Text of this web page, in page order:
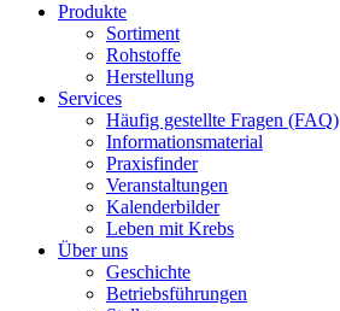
Produkte
Sortiment
Rohstoffe
Herstellung
Services
Häufig gestellte Fragen (FAQ)
Informationsmaterial
Praxisfinder
Veranstaltungen
Kalenderbilder
Leben mit Krebs
Über uns
Geschichte
Betriebsführungen